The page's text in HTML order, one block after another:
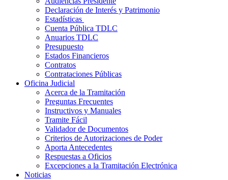
Declaración de Interés y Patrimonio
Estadísticas
Cuenta Pública TDLC
Anuarios TDLC
Presupuesto
Estados Financieros
Contratos
Contrataciones Públicas
Oficina Judicial
Acerca de la Tramitación
Preguntas Frecuentes
Instructivos y Manuales
Tramite Fácil
Validador de Documentos
Criterios de Autorizaciones de Poder
Aporta Antecedentes
Respuestas a Oficios
Excepciones a la Tramitación Electrónica
Noticias